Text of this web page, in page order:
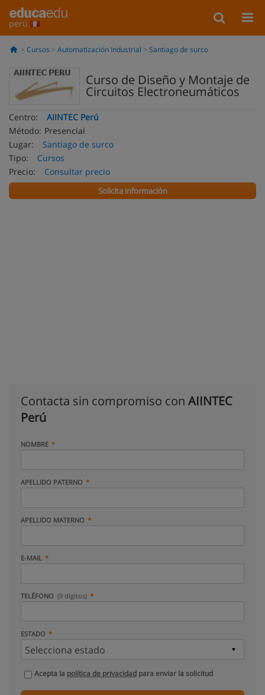
perú
Cursos Automatización Industrial Santiago de surco
Curso de Diseño y Montaje de
Circuitos Electroneumáticos
Centro:
AIINTEC Perú
Método: Presencial
Lugar:
Santiago de surco
Tipo:
Cursos
Precio:
Consultar precio
Solicita información
Contacta sin compromiso con AIINTEC
Perú
NOMBRE
APELLIDO PATERNO
APELLIDO MATERNO
E-MAIL
TELÉFONO (9 dígitos)
ESTADO
Acepta la política de privacidad para enviar la solicitud